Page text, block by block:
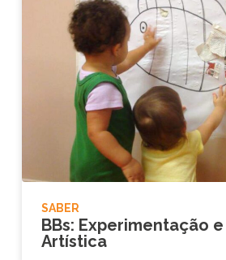
SABER
BBs: Experimentação
Artística